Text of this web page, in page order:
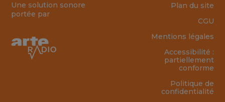
Une solution sonore
portée par
Plan du site
CGU
Mentions légales
Accessibilité :
partiellement
conforme
Politique de
confidentialité